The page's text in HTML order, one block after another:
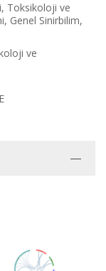
Toksikoloji ve
Genel Sinirbilim,
ve